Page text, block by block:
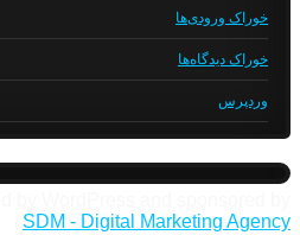
خوراک ورودی‌ها
خوراک دیدگاه‌ها
وردپرس
SDM - Digital Marketing Agency